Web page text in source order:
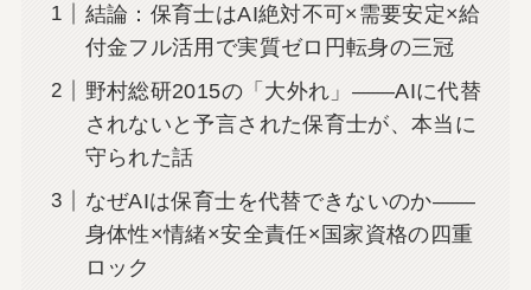
結論：保育士はAI絶対不可×需要安定×給
付金フル活用で実質ゼロ円転身の三冠
野村総研2015の「大外れ」――AIに代替
されないと予言された保育士が、本当に
守られた話
なぜAIは保育士を代替できないのか――
身体性×情緒×安全責任×国家資格の四重
ロック